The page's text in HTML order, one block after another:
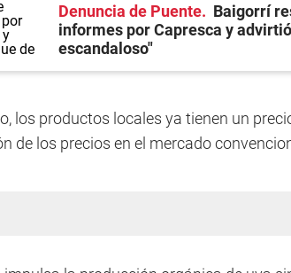
Denuncia de Puente
Baigorrí
informes por Capresca y
escandaloso"
los productos locales ya tienen un
de los precios en el mercado